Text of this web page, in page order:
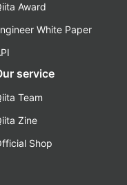
Award
White Paper
service
Team
Zine
Shop